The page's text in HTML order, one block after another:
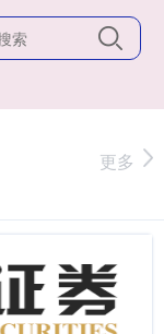
更多